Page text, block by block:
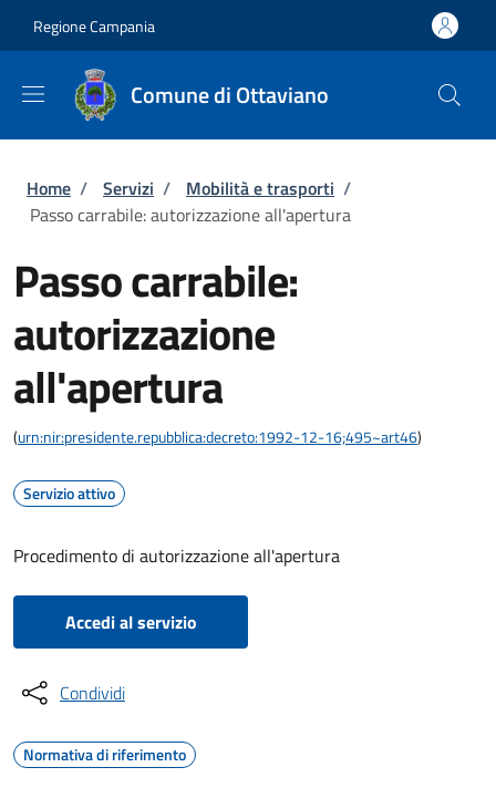
Regione Campania
Comune di Ottaviano
Briciole di pane
Home / Servizi / Mobilità e trasporti /
Passo carrabile: autorizzazione all'apertura
Passo carrabile:
autorizzazione
all'apertura
(urn:nir:presidente.repubblica:decreto:1992-12-16;495~art46)
Servizio attivo
Procedimento di autorizzazione all'apertura
Accedi al servizio
Condividi
Normativa di riferimento